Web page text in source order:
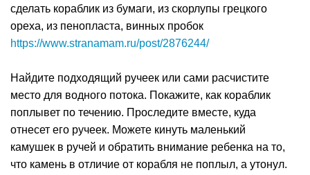
сделать кораблик из бумаги, из скорлупы грецкого
ореха, из пенопласта, винных пробок
https://www.stranamam.ru/post/2876244/
Найдите подходящий ручеек или сами расчистите
место для водного потока. Покажите, как кораблик
поплывет по течению. Проследите вместе, куда
отнесет его ручеек. Можете кинуть маленький
камушек в ручей и обратить внимание ребенка на то,
что камень в отличие от корабля не поплыл, а утонул.